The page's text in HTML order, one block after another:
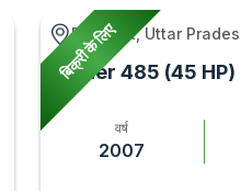
बिक्री के लिए
Baghpat, Uttar
Eicher 485 (45 HP)
वर्ष
2007